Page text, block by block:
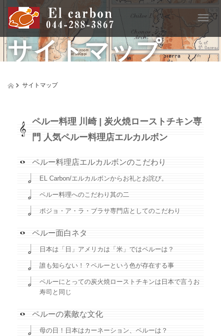
T
g
g
l
サイトマップ
サイトマップ
ペルー料理 川崎 | 炭火焼ローストチキン専
門 人気ペルー料理店エルカルボン
ペルー料理店エルカルボンのこだわり
EL Carbon/エルカルボンからお礼とお詫び。
ペルー料理へのこだわり其の二
ポジョ・ア・ラ・ブラサ専門店としてのこだわり
ペルー面白ネタ
日本は「日」アメリカは「米」ではペルーは？
誰も知らない！？ペルーという色が存在する事
ペルーにとっての炭火焼ローストチキンは日本で言うお
寿司と同じ
ペルーの素敵な文化
母の日！日本はカーネーション、ペルーは？